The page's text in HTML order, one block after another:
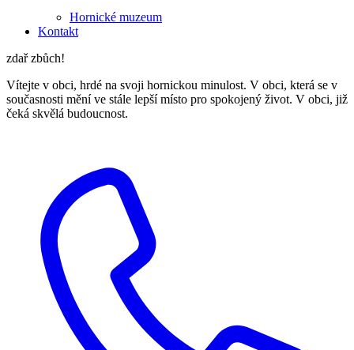
Hornické muzeum
Kontakt
zdař zbůch!
Vítejte v obci, hrdé na svoji hornickou minulost. V obci, která se v
současnosti mění ve stále lepší místo pro spokojený život. V obci, již
čeká skvělá budoucnost.